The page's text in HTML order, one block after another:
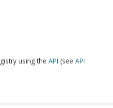
using the API (see API